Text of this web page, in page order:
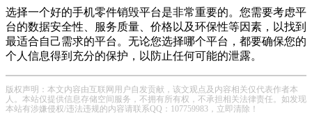
选择一个好的手机零件销毁平台是非常重要的。您需要考虑平
台的数据安全性、服务质量、价格以及环保性等因素，以找到
最适合自己需求的平台。无论您选择哪个平台，都要确保您的
个人信息得到充分的保护，以防止任何可能的泄露。
版权声明：本文内容由互联网用户自发贡献，该文观点及内容相关仅代表作者本
人。本站仅提供信息存储空间服务，不拥有所有权，不承担相关法律责任。如发现
本站有涉嫌侵权/违法违规的内容请联系QQ：107759983，立即清除！